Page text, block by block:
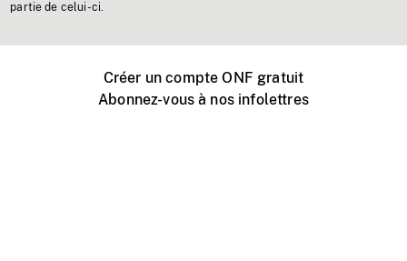
partie de celui-ci.
Créer un compte ONF gratuit
Abonnez-vous à nos infolettres